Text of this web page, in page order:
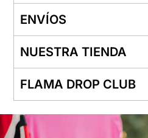
ENVÍOS
NUESTRA TIENDA
FLAMA DROP CLUB